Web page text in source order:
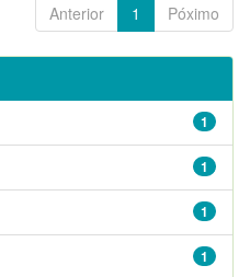
Anterior 1 Póximo
1
1
1
1